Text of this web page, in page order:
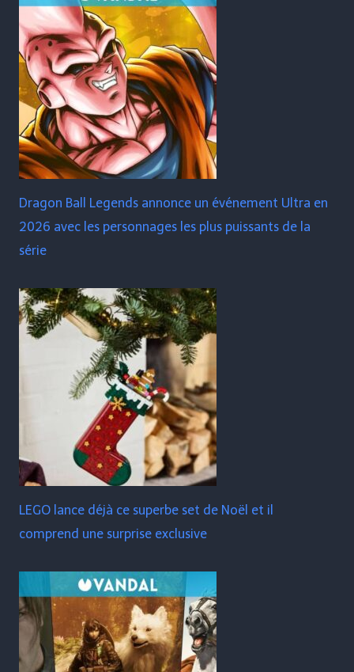
Dragon Ball Legends annonce un événement Ultra en
2026 avec les personnages les plus puissants de la
série
LEGO lance déjà ce superbe set de Noël et il
comprend une surprise exclusive